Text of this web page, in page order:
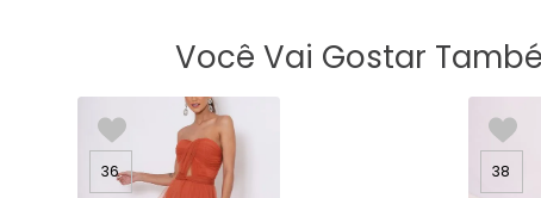
Você Vai Gostar
36 38